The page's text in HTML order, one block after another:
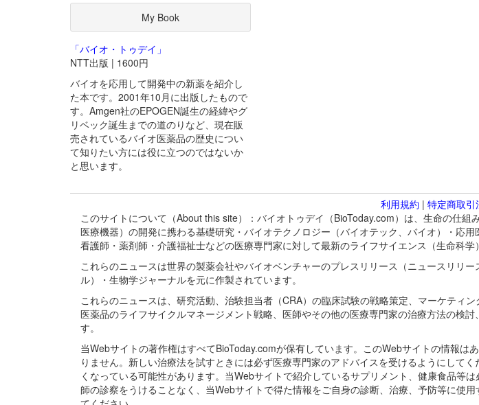
My Book
「バイオ・トゥデイ」
NTT出版 | 1600円
バイオを応用して開発中の新薬を紹介し
た本です。2001年10月に出版したもので
す。Amgen社のEPOGEN誕生の経緯やグ
リベック誕生までの道のりなど、現在販
売されているバイオ医薬品の歴史につい
て知りたい方には役に立つのではないか
と思います。
利用規約 | 特定商取引
このサイトについて（About this site）：バイオトゥデイ（BioToday.com）は、生命の仕
医療機器）の開発に携わる基礎研究・バイオテクノロジー（バイオテック、バイオ）・応
看護師・薬剤師・介護福祉士などの医療専門家に対して最新のライフサイエンス（生命科学
これらのニュースは世界の製薬会社やバイオベンチャーのプレスリリース（ニュースリリ
ル）・生物学ジャーナルを元に作製されています。
これらのニュースは、研究活動、治験担当者（CRA）の臨床試験の戦略策定、マーケティ
医薬品のライフサイクルマネージメント戦略、医師やその他の医療専門家の治療方法の検
す。
当Webサイトの著作権はすべてBioToday.comが保有しています。このWebサイトの情報
りません。新しい治療法を試すときには必ず医療専門家のアドバイスを受けるようにして
くなっている可能性があります。当Webサイトで紹介しているサプリメント、健康食品等
師の診察をうけることなく、当Webサイトで得た情報をご自身の診断、治療、予防等に使